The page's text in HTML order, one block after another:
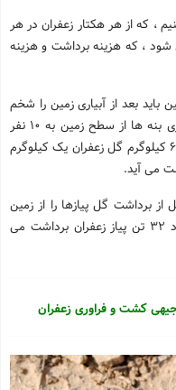
، که از هر هکتار زعفران در هر
می شود ، که هزینه برداشت و هزینه
باید بعد از آبیاری زمین را شخم
زد و بنه ها را جمع آوری کرد و برای جمع آوری بنه ها از سطح زمین به 10 نفر
کارگر روزمزد در هر هکتار نیاز است . از هر 60 کیلوگرم گل زعفران یک کیلوگرم
می آید.
برداشت گل پیازها را از زمین
برداشت می کنیم ، که از هر هکتار در حدود 32 تن پیاز زعفران برداشت می
کشت و فراوری زعفران